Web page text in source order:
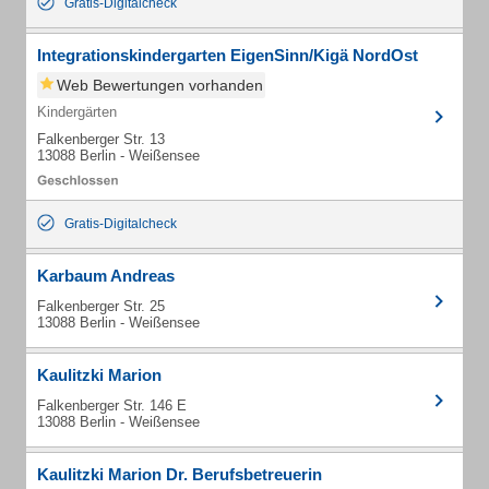
Gratis-Digitalcheck
Integrationskindergarten EigenSinn/Kigä NordOst
Web Bewertungen vorhanden
Kindergärten
Falkenberger Str. 13
13088 Berlin - Weißensee
Gratis-Digitalcheck
Karbaum Andreas
Falkenberger Str. 25
13088 Berlin - Weißensee
Kaulitzki Marion
Falkenberger Str. 146 E
13088 Berlin - Weißensee
Kaulitzki Marion Dr. Berufsbetreuerin